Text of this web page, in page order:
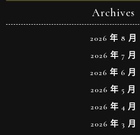
Archives
2026 年 8 月
2026 年 7 月
2026 年 6 月
2026 年 5 月
2026 年 4 月
2026 年 3 月